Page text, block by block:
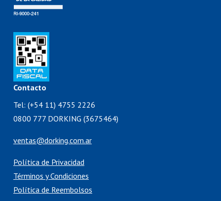
Contacto
Tel: (+54 11) 4755 2226
0800 777 DORKING (3675464)
ventas@dorking.com.ar
Política de Privacidad
Términos y Condiciones
Política de Reembolsos